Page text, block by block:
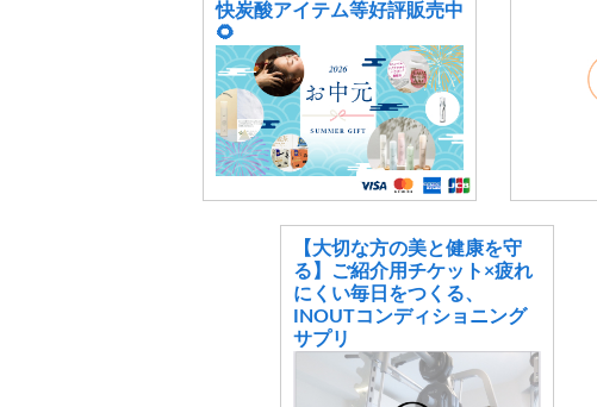
快炭酸アイテム等好評販売中
🌻
【大切な方の美と健康を守
る】ご紹介用チケット×疲れ
にくい毎日をつくる、
INOUTコンディショニング
サプリ